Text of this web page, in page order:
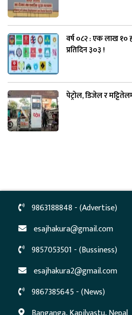
वर्ष ०८२ : एक लाख
प्रतिदिन ३०३ !
पेट्रोल, डिजेल र
9863188848 - (Advertise)
esajhakura@gmail.com
9857053501 - (Bussiness)
esajhakura2@gmail.com
9867385645 - (News)